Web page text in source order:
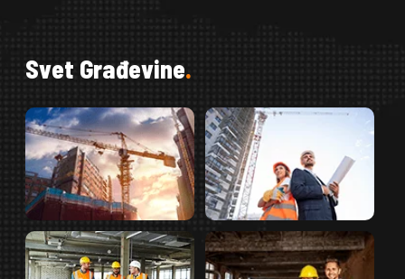
Svet Građevine.